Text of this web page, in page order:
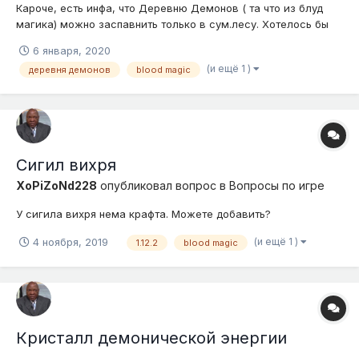
Кароче, есть инфа, что Деревню Демонов ( та что из блуд
магика) можно заспавнить только в сум.лесу. Хотелось бы
нельзя её заспавнить в обычном мире? Ну и ещё напишите
мб какую инфу, которую нужно соблюдать при этом ритуале.
6 января, 2020
деревня демонов blood magic (и ещё 1 )
Сигил вихря
XoPiZoNd228 опубликовал вопрос в Вопросы по игре
У сигила вихря нема крафта. Можете добавить?
4 ноября, 2019 1.12.2 blood magic (и ещё 1 )
Кристалл демонической энергии